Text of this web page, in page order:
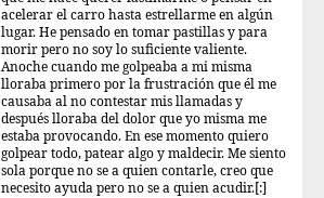
acelerar el carro hasta estrellarme en algún
lugar. He pensado en tomar pastillas y para
morir pero no soy lo suficiente valiente.
Anoche cuando me golpeaba a mi misma
lloraba primero por la frustración que él me
causaba al no contestar mis llamadas y
después lloraba del dolor que yo misma me
estaba provocando. En ese momento quiero
golpear todo, patear algo y maldecir. Me siento
sola porque no se a quien contarle, creo que
necesito ayuda pero no se a quien acudir.[:]